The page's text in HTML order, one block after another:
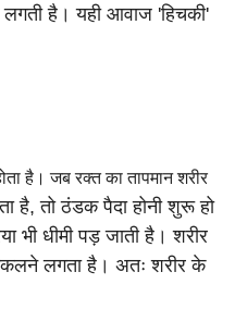
है। यही आवाज 'हिचकी'
है। जब रक्त का तापमान शरीर
है, तो ठंडक पैदा होनी शुरू हो
भी धीमी पड़ जाती है। शरीर
लगता है। अतः शरीर के